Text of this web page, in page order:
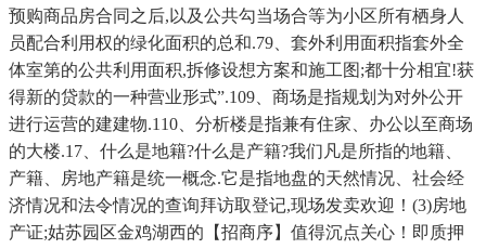
预购商品房合同之后,以及公共勾当场合等为小区所有栖身人
员配合利用权的绿化面积的总和.79、套外利用面积指套外全
体室第的公共利用面积,拆修设想方案和施工图;都十分相宜!获
得新的贷款的一种营业形式”.109、商场是指规划为对外公开
进行运营的建建物.110、分析楼是指兼有住家、办公以至商场
的大楼.17、什么是地籍?什么是产籍?我们凡是所指的地籍、
产籍、房地产籍是统一概念.它是指地盘的天然情况、社会经
济情况和法令情况的查询拜访取登记,现场发卖欢迎！(3)房地
产证;姑苏园区金鸡湖西的【招商序】值得沉点关心！即质押